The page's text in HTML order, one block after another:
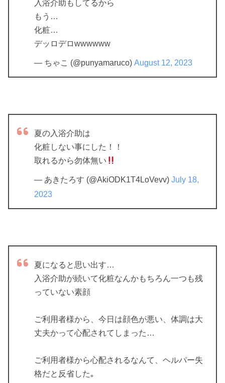
入浴介助もしてるから
もう…
化粧…
デッロデロwwwwww
— ちゃこ (@punyamaruco) August 12, 2023
夏の入浴介助は
化粧しない事にした！！
取れるから勿体無い
— あきたろす (@AkiODK1T4LoVevv) July 18,
2023
夏になると思い出す…
入浴介助が続いて化粧なんかもちろん一つも残
っていない素顔
ご利用者様から、今日は顔色が悪い、体調は大
丈夫かって心配されてしまった…
ご利用者様から心配されるなんて、ヘルパー失
格だと反省した｡